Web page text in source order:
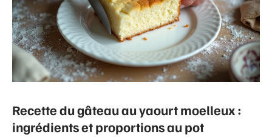
Recette du gâteau au yaourt moelleux :
ingrédients et proportions au pot